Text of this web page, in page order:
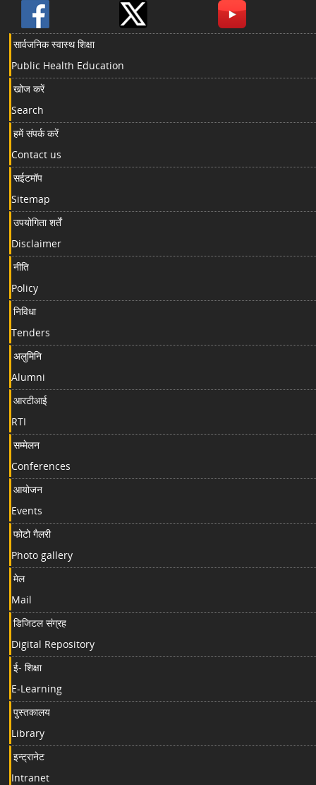
सार्वजनिक स्वास्थ शिक्षा
Public Health Education
खोज करें
Search
हमें संपर्क करें
Contact us
सईटमॉप
Sitemap
उपयोगिता शर्तें
Disclaimer
नीति
Policy
निविधा
Tenders
अलुमिनि
Alumni
आरटीआई
RTI
सम्मेलन
Conferences
आयोजन
Events
फोटो गैलरी
Photo gallery
मेल
Mail
डिजिटल संग्रह
Digital Repository
ई- शिक्षा
E-Learning
पुस्तकालय
Library
इन्ट्रानेट
Intranet